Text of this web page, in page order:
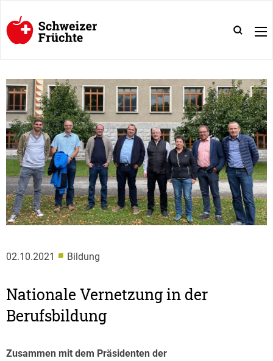
02.10.2021 ■ Bildung
Nationale Vernetzung in der
Berufsbildung
Zusammen mit dem Präsidenten der